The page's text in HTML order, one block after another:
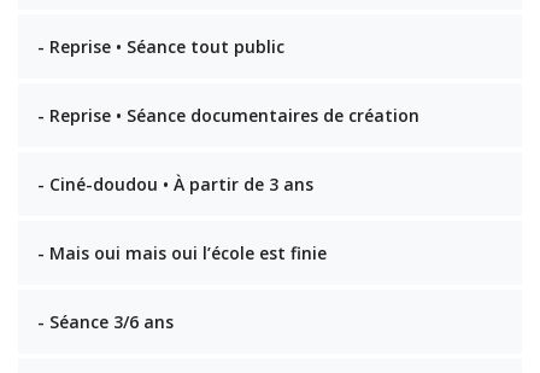
- Reprise • Séance tout public
- Reprise • Séance documentaires de création
- Ciné-doudou • À partir de 3 ans
- Mais oui mais oui l’école est finie
- Séance 3/6 ans